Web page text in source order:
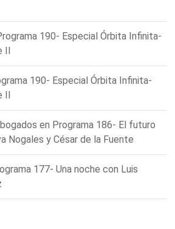
190- Especial Órbita Infinita-
190- Especial Órbita Infinita-
en Programa 186- El futuro
Nogales y César de la Fuente
177- Una noche con Luis